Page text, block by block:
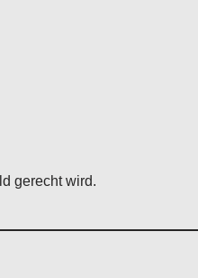
gerecht wird.